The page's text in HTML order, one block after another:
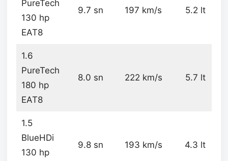
PureTech
130 hp
EAT8
9.7 sn 197 km/s 5.2 lt
1.6
PureTech
180 hp
EAT8
8.0 sn 222 km/s 5.7 lt
1.5
BlueHDi
130 hp
9.8 sn 193 km/s 4.3 lt